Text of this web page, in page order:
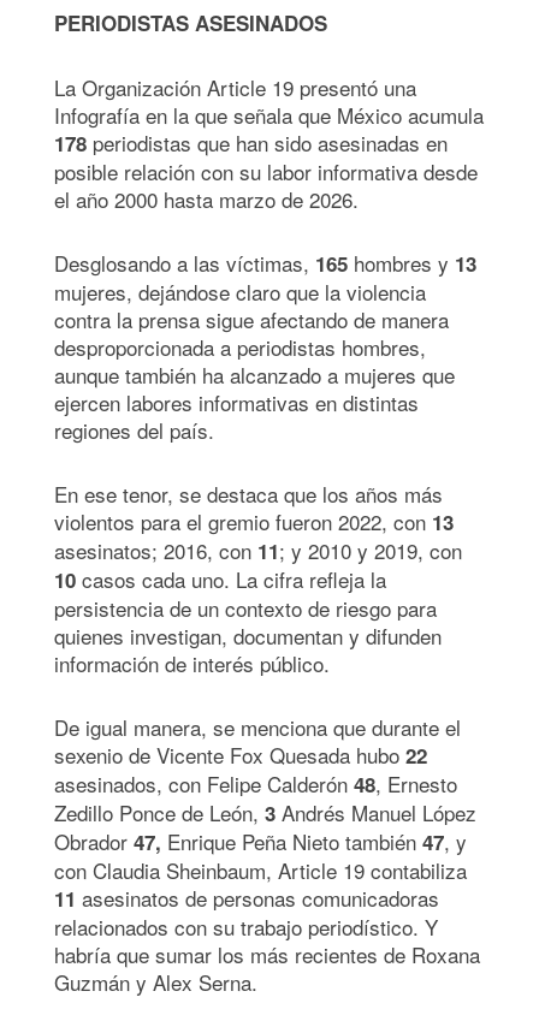
PERIODISTAS ASESINADOS
La Organización Article 19 presentó una
Infografía en la que señala que México acumula
178 periodistas que han sido asesinadas en
posible relación con su labor informativa desde
el año 2000 hasta marzo de 2026.
Desglosando a las víctimas, 165 hombres y 13
mujeres, dejándose claro que la violencia
contra la prensa sigue afectando de manera
desproporcionada a periodistas hombres,
aunque también ha alcanzado a mujeres que
ejercen labores informativas en distintas
regiones del país.
En ese tenor, se destaca que los años más
violentos para el gremio fueron 2022, con 13
asesinatos; 2016, con 11; y 2010 y 2019, con
10 casos cada uno. La cifra refleja la
persistencia de un contexto de riesgo para
quienes investigan, documentan y difunden
información de interés público.
De igual manera, se menciona que durante el
sexenio de Vicente Fox Quesada hubo 22
asesinados, con Felipe Calderón 48, Ernesto
Zedillo Ponce de León, 3 Andrés Manuel López
Obrador 47, Enrique Peña Nieto también 47, y
con Claudia Sheinbaum, Article 19 contabiliza
11 asesinatos de personas comunicadoras
relacionados con su trabajo periodístico. Y
habría que sumar los más recientes de Roxana
Guzmán y Alex Serna.